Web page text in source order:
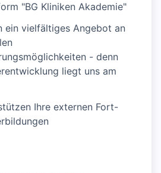
"BG Kliniken Akademie"
ein vielfältiges Angebot an
- denn
liegt uns am
Ihre externen Fort-